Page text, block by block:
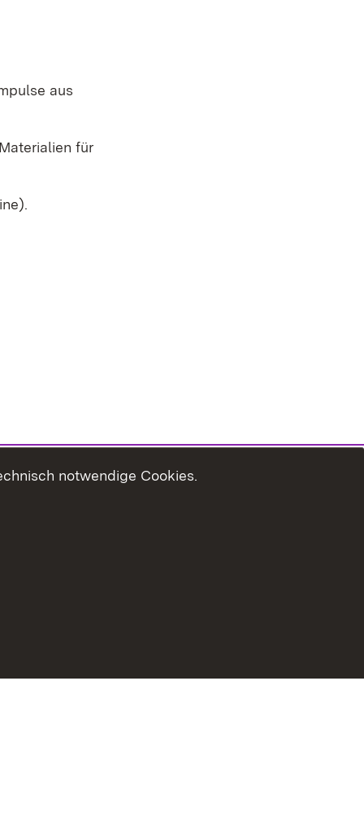
aus
für
notwendige Cookies.